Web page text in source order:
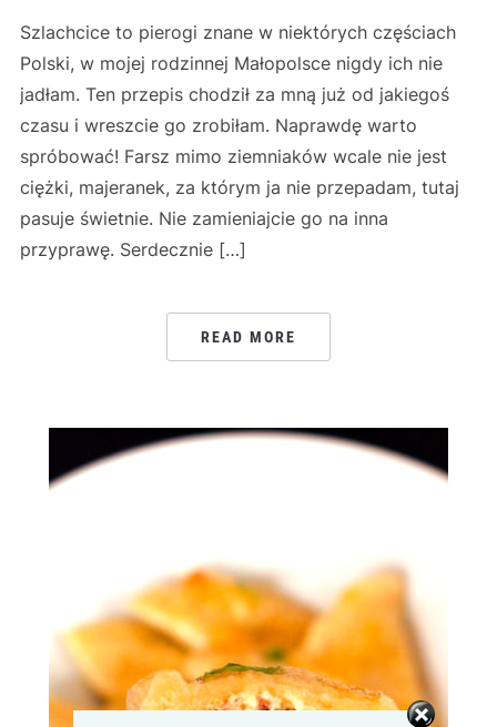
Szlachcice to pierogi znane w niektórych częściach
Polski, w mojej rodzinnej Małopolsce nigdy ich nie
jadłam. Ten przepis chodził za mną już od jakiegoś
czasu i wreszcie go zrobiłam. Naprawdę warto
spróbować! Farsz mimo ziemniaków wcale nie jest
ciężki, majeranek, za którym ja nie przepadam, tutaj
pasuje świetnie. Nie zamieniajcie go na inna
przyprawę. Serdecznie […]
READ MORE